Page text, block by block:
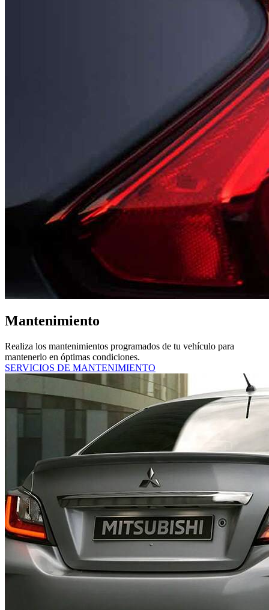
Mantenimiento
Realiza los mantenimientos programados de tu vehículo para
mantenerlo en óptimas condiciones.
SERVICIOS DE MANTENIMIENTO